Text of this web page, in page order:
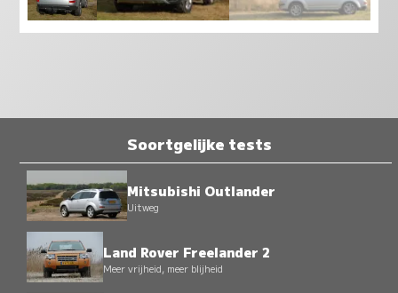
Soortgelijke tests
Mitsubishi Outlander
Uitweg
Land Rover Freelander 2
Meer vrijheid, meer blijheid